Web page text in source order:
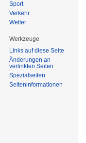
Sport
Verkehr
Wetter
Werkzeuge
Links auf diese Seite
Änderungen an
verlinkten Seiten
Spezialseiten
Seiten­informationen